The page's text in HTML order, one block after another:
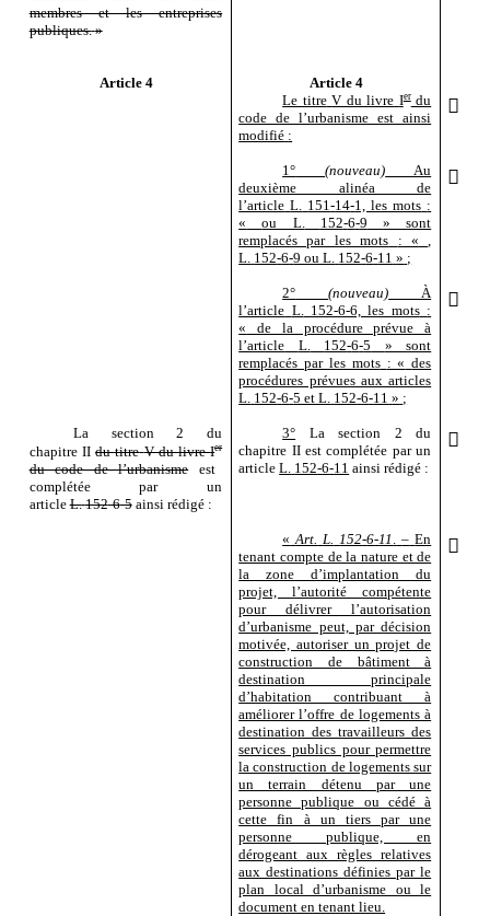
membres et les entreprises
publiques. »
Article 4
Article 4
Le titre V du livre Ierdu
code de l’urbanisme est ainsi
modifié :

1° (nouveau) Au
deuxième alinéa de
l’article L. 151‑14‑1, les mots :
«
ou L. 152‑6‑9
» sont
remplacés par les mots
: «
L. 152‑6‑9 ou L. 152‑6‑11 » ;

2° (nouveau) À
l’article L. 152‑6‑6, les mots :
«
de la procédure prévue à
l’article
L. 152‑6‑5
» sont
remplacés par les mots : « des
procédures prévues aux articles
L. 152‑6‑5 et L. 152‑6‑11 » ;

La section
2 du
chapitre IIdu titre V du livre Ier
du code de l’urbanismeest
complétée par un
article L. 152‑6‑5ainsi rédigé :
3° La section
2 du
chapitre II est complétée par un
article L. 152‑6‑11 ainsi rédigé :

« Art. L. 152‑6‑11 – En
tenant compte de la nature et de
la zone d’implantation du
projet, l’autorité compétente
pour délivrer l’autorisation
d’urbanisme peut, par décision
motivée, autoriser un projet de
construction de bâtiment à
destination principale
d’habitation contribuant à
améliorer l’offre de logements à
destination des travailleurs des
services publics pour permettre
la construction de logements sur
un terrain détenu par une
personne publique ou cédé à
cette fin à un tiers par une
personne publique, en
dérogeant aux règles relatives
aux destinations définies par le
plan local d’urbanisme ou le
document en tenant lieu.
